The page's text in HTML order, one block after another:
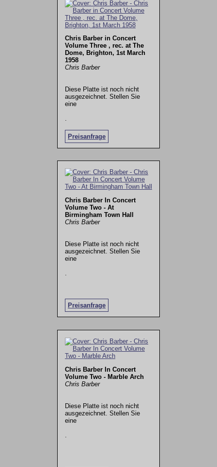
Chris Barber in Concert
Volume Three , rec. at The
Dome, Brighton, 1st March
1958
Chris Barber
Diese Platte ist noch nicht
ausgezeichnet. Stellen Sie
eine
Preisanfrage
.
Chris Barber In Concert
Volume Two - At
Birmingham Town Hall
Chris Barber
Diese Platte ist noch nicht
ausgezeichnet. Stellen Sie
eine
Preisanfrage
.
Chris Barber In Concert
Volume Two - Marble Arch
Chris Barber
Diese Platte ist noch nicht
ausgezeichnet. Stellen Sie
eine